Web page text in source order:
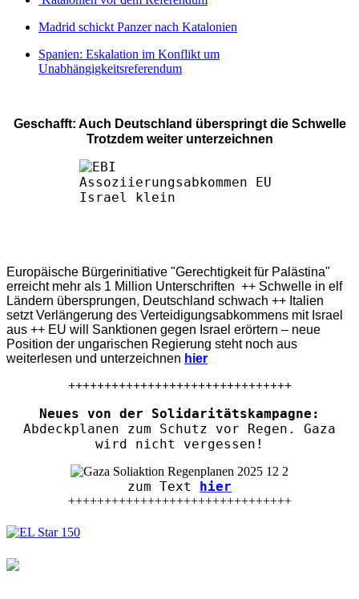
Madrid schickt Panzer nach Katalonien
Spanien: Eskalation im Konflikt um
Unabhängigkeitsreferendum
Geschafft: Auch Deutschland überspringt die Schwelle
Trotzdem weiter unterzeichnen
Europäische Bürgerinitiative "Gerechtigkeit für Palästina"
erreicht mehr als 1 Million Unterschriften ++ Schwelle in elf
Ländern übersprungen, Deutschland schwach ++ Italien
setzt Verlängerung des Verteidigungsabkommens mit Israel
aus ++ EU will Sanktionen gegen Israel erörtern – neue
Position der ungarischen Regierung steht noch aus
weiterlesen und unterzeichnen hier
+++++++++++++++++++++++++++++++
Neues von der Solidaritätskampagne:
Abdeckplanen zum Schutz vor Regen. Gaza
wird nicht vergessen!
zum Text hier
+++++++++++++++++++++++++++++++